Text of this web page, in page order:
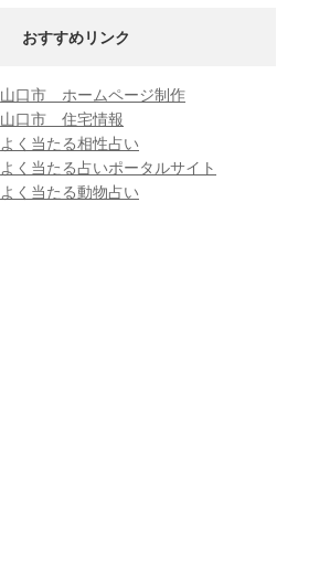
おすすめリンク
山口市 ホームページ制作
山口市 住宅情報
よく当たる相性占い
よく当たる占いポータルサイト
よく当たる動物占い